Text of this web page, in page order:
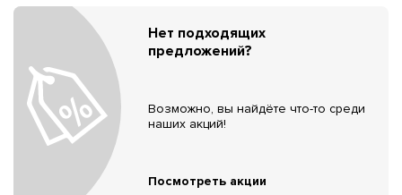
Нет подходящих
предложений?
Возможно, вы найдёте что-то среди
наших акций!
Посмотреть акции